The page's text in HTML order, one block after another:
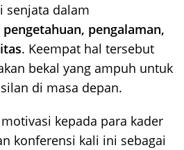
senjata dalam
pengetahuan, pengalaman,
. Keempat hal tersebut
bekal yang ampuh untuk
di masa depan.
kepada para kader
konferensi kali ini sebagai